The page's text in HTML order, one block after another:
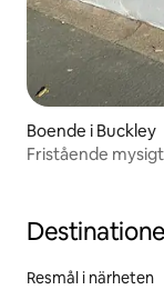
Boende i Buckley
Fristående
Resmål i närheten